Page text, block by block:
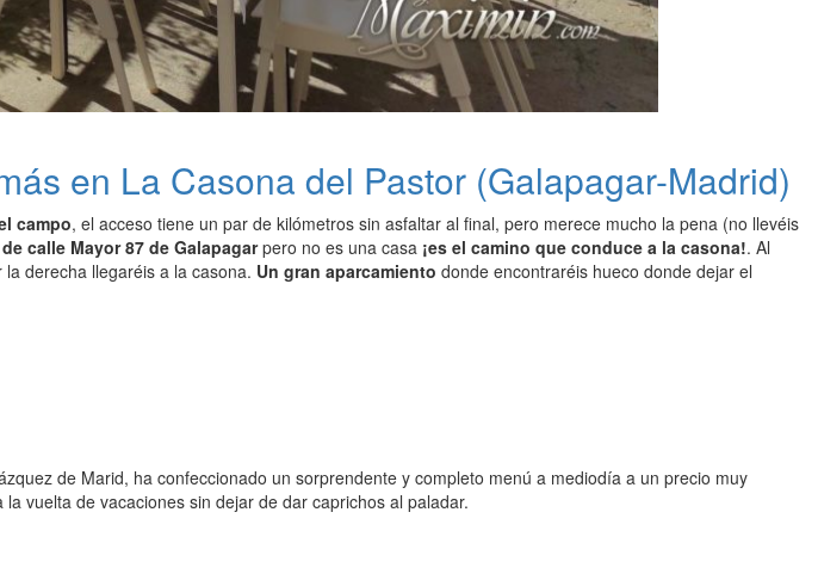
en La Casona del Pastor (Galapagar-Madrid)
campo, el acceso tiene un par de kilómetros sin asfaltar al final, pero merece mucho la pena (no llevéis
calle Mayor 87 de Galapagarpero no es una casa ¡es el camino que conduce a la casona!. Al
derecha llegaréis a la casona. Un gran aparcamiento donde encontraréis hueco donde dejar el
de Marid, ha confeccionado un sorprendente y completo menú a mediodía a un precio muy
vuelta de vacaciones sin dejar de dar caprichos al paladar.